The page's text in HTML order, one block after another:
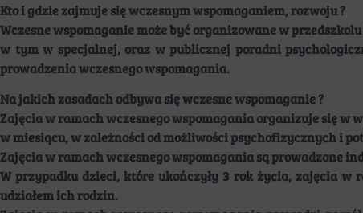
Kto i gdzie zajmuje się wczesnym wspomaganiem, rozwoju ?
Wczesne wspomaganie może być organizowane w
w tym w specjalnej, oraz w publicznej poradni
prowadzenia wczesnego wspomagania.
Na jakich zasadach odbywa się wczesne wspomaganie ?
Zajęcia w ramach wczesnego wspomagania organizuje się w
w miesiącu, w zależności od możliwości psychofizycznych i
Zajęcia w ramach wczesnego wspomagania są prowadzone
W przypadku dzieci, które ukończyły 3 rok życia, zajęcia w
udziałem ich rodzin.